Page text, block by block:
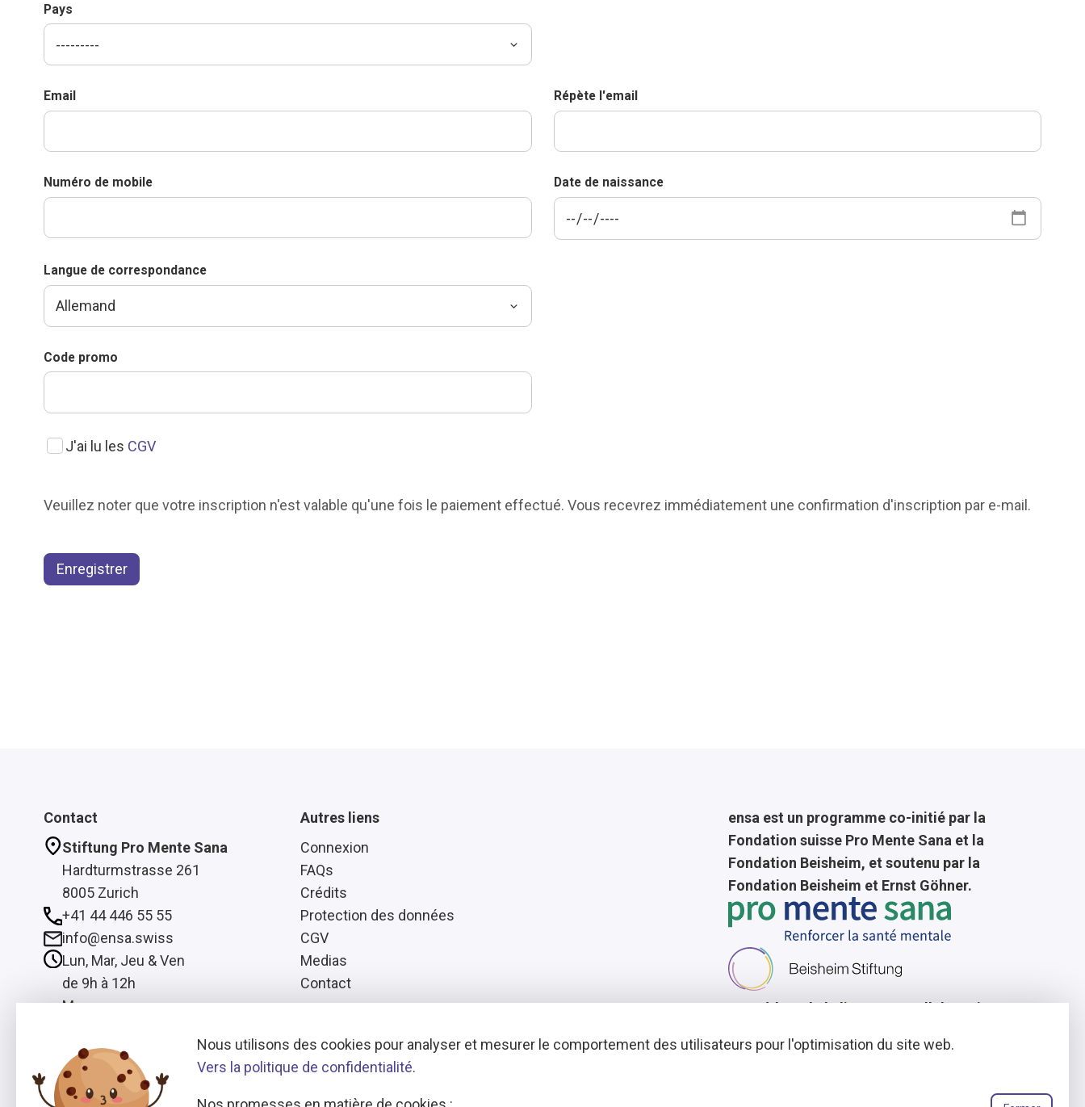
Pays
Email Répète l'email
Numéro de mobile Date de naissance
Langue de correspondance
Code promo
J'ai lu les CGV
Veuillez noter que votre inscription n'est valable qu'une fois le paiement effectué. Vous recevrez immédiatement une confirmation d'inscription par e-mail.
Enregistrer
Contact
Stiftung Pro Mente Sana
Hardturmstrasse 261
8005 Zurich
+41 44 446 55 55
info@ensa.swiss
Lun, Mar, Jeu & Ven
de 9h à 12h
Mer
Autres liens
Connexion
FAQs
Crédits
Protection des données
CGV
Medias
Contact
ensa est un programme co-initié par la
Fondation suisse Pro Mente Sana et la
Fondation Beisheim, et soutenu par la
Fondation Beisheim et Ernst Göhner.
Consédant de la licenceEn collaboration avec
Nous utilisons des cookies pour analyser et mesurer le comportement des utilisateurs pour l'optimisation du site web.
Vers la politique de confidentialité.